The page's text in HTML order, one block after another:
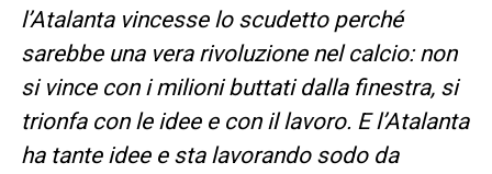
l’Atalanta vincesse lo scudetto perché
sarebbe una vera rivoluzione nel calcio: non
si vince con i milioni buttati dalla finestra, si
trionfa con le idee e con il lavoro. E l’Atalanta
ha tante idee e sta lavorando sodo da